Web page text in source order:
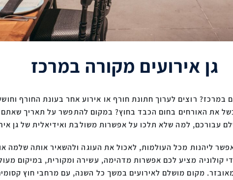
גן אירועים מקורה במרכז
במרכז? רוצים לערוך חתונת חורף או אירוע אחר בעונת החורף
את האורחים בחום הכבד בחוץ? במקום להתפשר על תאריך
עבורכם, למה שלא תלכו על אפשרות משולבת ואידיאלית של גן
אפשר ליהנות מכל העולמות, לאכול את העוגה ולהשאיר אותה
קולוניה מציע לכם אפשרות מדהימה, עשירה ומקורית, במיקום
מקום מושלם לאירועים במשך כל השנה, עם מרחבי חוץ